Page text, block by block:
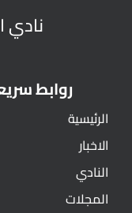
نادي
روابط
الرئيسية
الاخبار
النادي
المجلات